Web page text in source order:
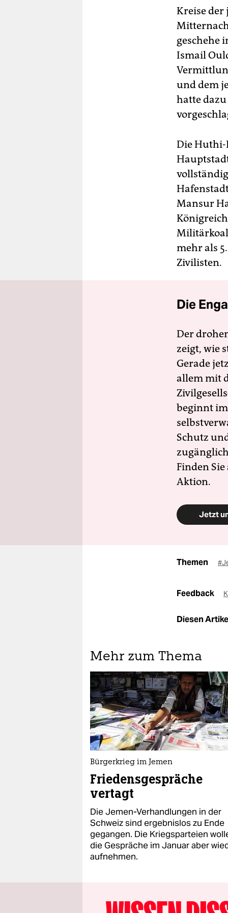
Kreise der
geschehe
Ismail
und dem
hatte
Die Huthi-
Mansur
mehr als
Zivilisten.
Die
Der
zeigt, wie
Gerade
allem mit
beginnt
Schutz
Finden
Aktion.
Jetzt
Themen
Feedback
Diesen
Mehr zum Thema
Bürgerkrieg im Jemen
Friedensgespräche
vertagt
Die Jemen-Verhandlungen in der
Schweiz sind ergebnislos zu Ende
gegangen. Die Kriegsparteien
die Gespräche im Januar aber
aufnehmen.